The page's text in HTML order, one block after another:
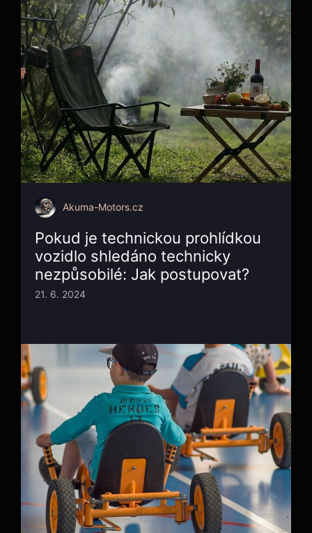
Akuma-Motors.cz
Pokud je technickou prohlídkou
vozidlo shledáno technicky
nezpůsobilé: Jak postupovat?
21. 6. 2024